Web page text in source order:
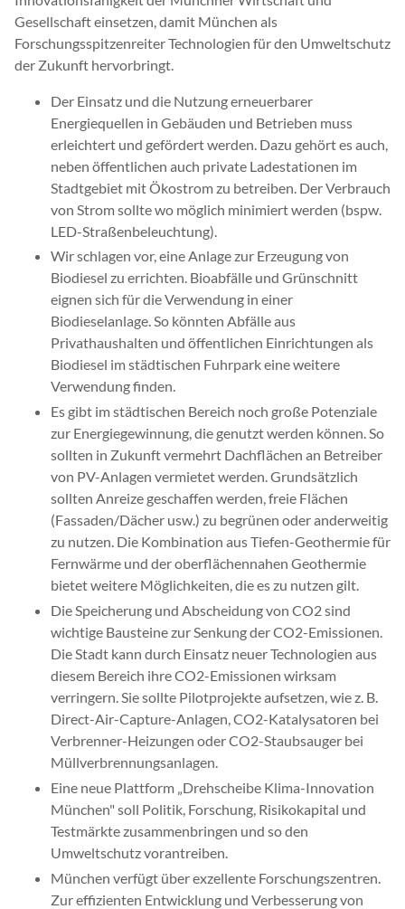
Gesellschaft einsetzen, damit München als
Forschungsspitzenreiter Technologien für den Umweltschutz
der Zukunft hervorbringt.
Der Einsatz und die Nutzung erneuerbarer
Energiequellen in Gebäuden und Betrieben muss
erleichtert und gefördert werden. Dazu gehört es auch,
neben öffentlichen auch private Ladestationen im
Stadtgebiet mit Ökostrom zu betreiben. Der Verbrauch
von Strom sollte wo möglich minimiert werden (bspw.
LED-Straßenbeleuchtung).
Wir schlagen vor, eine Anlage zur Erzeugung von
Biodiesel zu errichten. Bioabfälle und Grünschnitt
eignen sich für die Verwendung in einer
Biodieselanlage. So könnten Abfälle aus
Privathaushalten und öffentlichen Einrichtungen als
Biodiesel im städtischen Fuhrpark eine weitere
Verwendung finden.
Es gibt im städtischen Bereich noch große Potenziale
zur Energiegewinnung, die genutzt werden können. So
sollten in Zukunft vermehrt Dachflächen an Betreiber
von PV-Anlagen vermietet werden. Grundsätzlich
sollten Anreize geschaffen werden, freie Flächen
(Fassaden/Dächer usw.) zu begrünen oder anderweitig
zu nutzen. Die Kombination aus Tiefen-Geothermie für
Fernwärme und der oberflächennahen Geothermie
bietet weitere Möglichkeiten, die es zu nutzen gilt.
Die Speicherung und Abscheidung von CO2 sind
wichtige Bausteine zur Senkung der CO2-Emissionen.
Die Stadt kann durch Einsatz neuer Technologien aus
diesem Bereich ihre CO2-Emissionen wirksam
verringern. Sie sollte Pilotprojekte aufsetzen, wie z. B.
Direct-Air-Capture-Anlagen, CO2-Katalysatoren bei
Verbrenner-Heizungen oder CO2-Staubsauger bei
Müllverbrennungsanlagen.
Eine neue Plattform „Drehscheibe Klima-Innovation
München" soll Politik, Forschung, Risikokapital und
Testmärkte zusammenbringen und so den
Umweltschutz vorantreiben.
München verfügt über exzellente Forschungszentren.
Zur effizienten Entwicklung und Verbesserung von